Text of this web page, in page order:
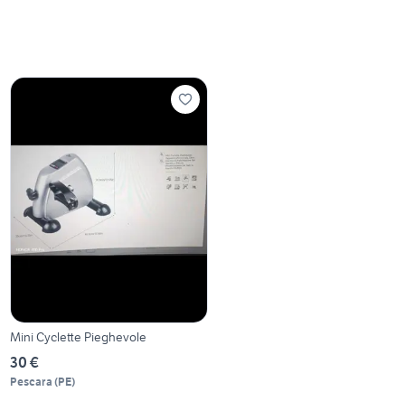
Mini Cyclette Pieghevole
30 €
Pescara (PE)